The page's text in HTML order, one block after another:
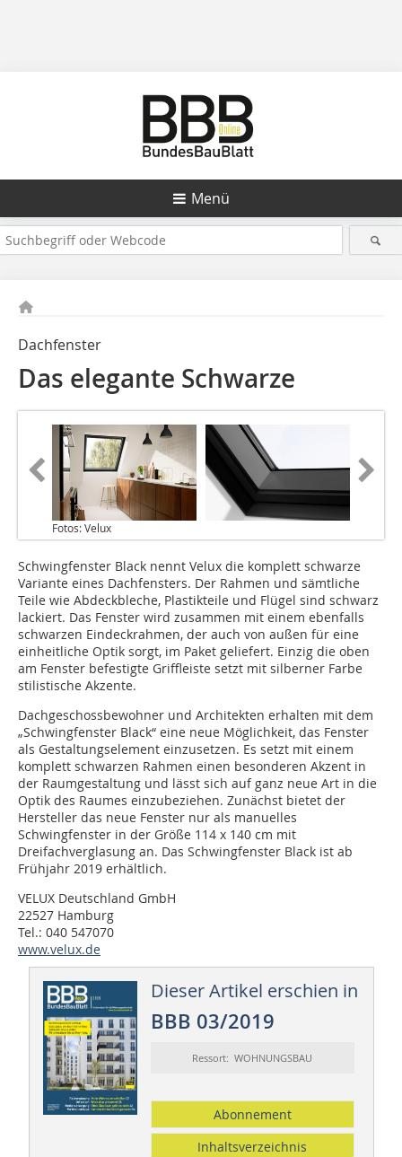
Menü
Dachfenster
Das elegante Schwarze
Fotos: Velux
Schwingfenster Black nennt Velux die komplett schwarze
Variante eines Dachfensters. Der Rahmen und sämtliche
Teile wie Abdeckbleche, Plastikteile und Flügel sind schwarz
lackiert. Das Fenster wird zusammen mit einem ebenfalls
schwarzen Eindeckrahmen, der auch von außen für eine
einheitliche Optik sorgt, im Paket geliefert. Einzig die oben
am Fenster befestigte Griffleiste setzt mit silberner Farbe
stilistische Akzente.
Dachgeschossbewohner und Architekten erhalten mit dem
„Schwingfenster Black“ eine neue Möglichkeit, das Fenster
als Gestaltungselement einzusetzen. Es setzt mit einem
komplett schwarzen Rahmen einen besonderen Akzent in
der Raumgestaltung und lässt sich auf ganz neue Art in die
Optik des Raumes einzubeziehen. Zunächst bietet der
Hersteller das neue Fenster nur als manuelles
Schwingfenster in der Größe 114 x 140 cm mit
Dreifachverglasung an. Das Schwingfenster Black ist ab
Frühjahr 2019 erhältlich.
VELUX Deutschland GmbH
22527 Hamburg
Tel.: 040 547070
www.velux.de
Dieser Artikel erschien in
BBB 03/2019
Ressort: WOHNUNGSBAU
Abonnement
Inhaltsverzeichnis